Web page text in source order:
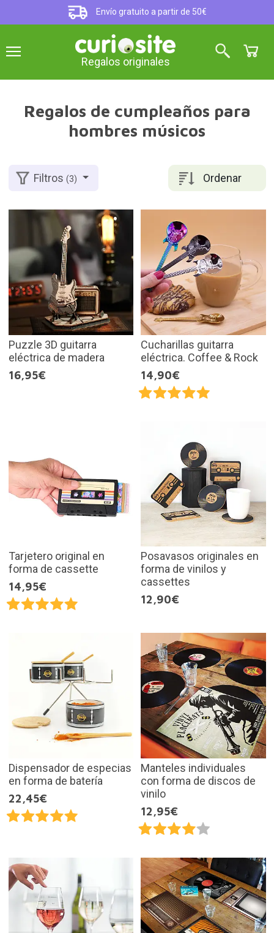
Envío gratuito a partir de 50€
Regalos originales
Regalos de cumpleaños para
hombres músicos
Ordenar
Filtros(3)
Puzzle 3D guitarra
eléctrica de madera
16,95€
Cucharillas guitarra
eléctrica. Coffee & Rock
14,90€
Tarjetero original en
forma de cassette
14,95€
Posavasos originales en
forma de vinilos y
cassettes
12,90€
Dispensador de especias
en forma de batería
22,45€
Manteles individuales
con forma de discos de
vinilo
12,95€